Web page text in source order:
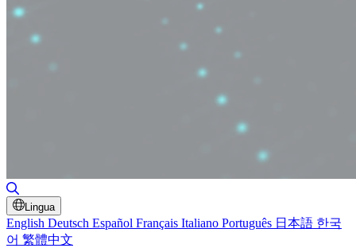
Lingua
English Deutsch Español Français Italiano Português 日本語 한국
어 繁體中文